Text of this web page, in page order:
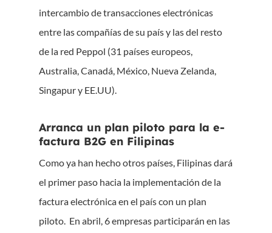
intercambio de transacciones electrónicas
entre las compañías de su país y las del resto
de la red Peppol (31 países europeos,
Australia, Canadá, México, Nueva Zelanda,
Singapur y EE.UU).
Arranca un plan piloto para la e-
factura B2G en Filipinas
Como ya han hecho otros países, Filipinas dará
el primer paso hacia la implementación de la
factura electrónica en el país con un plan
piloto. En abril, 6 empresas participarán en las